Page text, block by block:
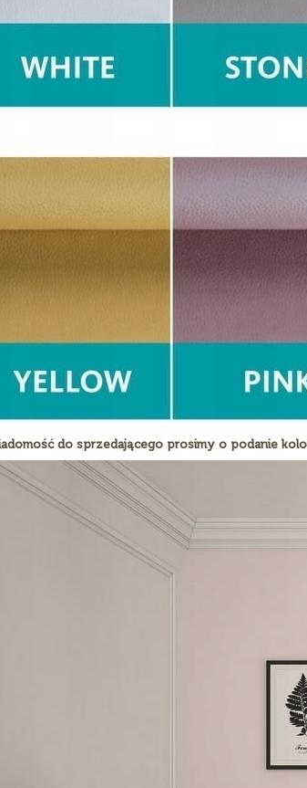
do sprzedającego prosimy o podanie